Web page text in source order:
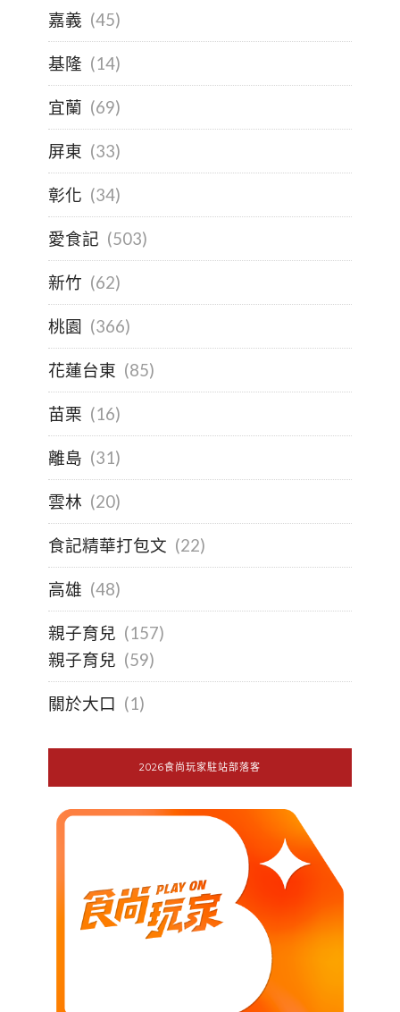
嘉義 (45)
基隆 (14)
宜蘭 (69)
屏東 (33)
彰化 (34)
愛食記 (503)
新竹 (62)
桃園 (366)
花蓮台東 (85)
苗栗 (16)
離島 (31)
雲林 (20)
食記精華打包文 (22)
高雄 (48)
親子育兒 (157)
親子育兒 (59)
關於大口 (1)
2026食尚玩家駐站部落客